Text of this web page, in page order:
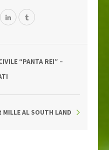
“PANTA REI” –
MILLE AL SOUTH LAND